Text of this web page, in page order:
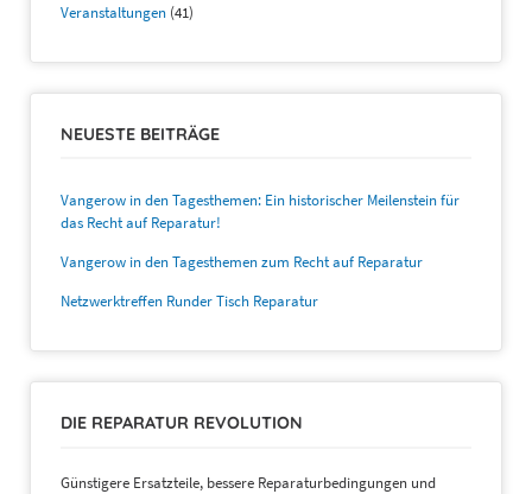
Veranstaltungen (41)
NEUESTE BEITRÄGE
Vangerow in den Tagesthemen: Ein historischer Meilenstein für
das Recht auf Reparatur!
Vangerow in den Tagesthemen zum Recht auf Reparatur
Netzwerktreffen Runder Tisch Reparatur
DIE REPARATUR REVOLUTION
Günstigere Ersatzteile, bessere Reparaturbedingungen und